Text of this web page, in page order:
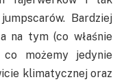
Bardziej
na tym (co właśnie
możemy jedynie
klimatycznej oraz